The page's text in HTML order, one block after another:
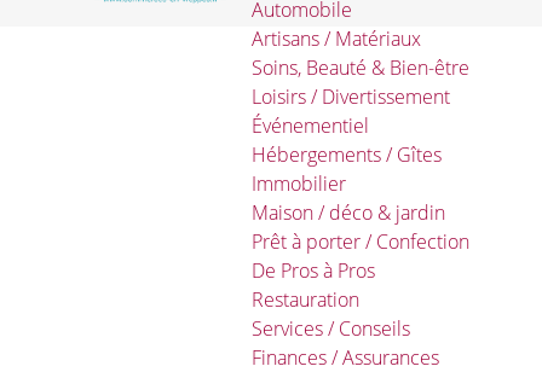
Automobile
Artisans / Matériaux
Soins, Beauté & Bien-être
Loisirs / Divertissement
Événementiel
Hébergements / Gîtes
Immobilier
Maison / déco & jardin
Prêt à porter / Confection
De Pros à Pros
Restauration
Services / Conseils
Finances / Assurances